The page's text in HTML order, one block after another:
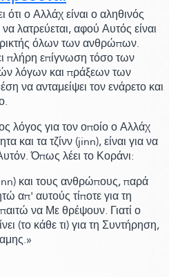
ο Αλλάχ είναι ο αληθινός
λατρεύεται, αφού Αυτός είναι
όλων των ανθρώπων.
πλήρη επίγνωση τόσο των
λόγων και πράξεων των
να ανταμείψει τον ενάρετο και
λόγος για τον οποίο ο Αλλάχ
και τα τζίνν(jinn), είναι για να
Όπως λέει το Κοράνι:
και τους ανθρώπους, παρά
απ' αυτούς τίποτε για τη
να Με θρέψουν. Γιατί ο
(το κάθε τι)για τη Συντήρηση,